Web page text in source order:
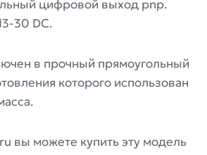
цифровой выход pnp.
30 DC.
в прочный прямоугольный
которого использован
вы можете купить эту модель